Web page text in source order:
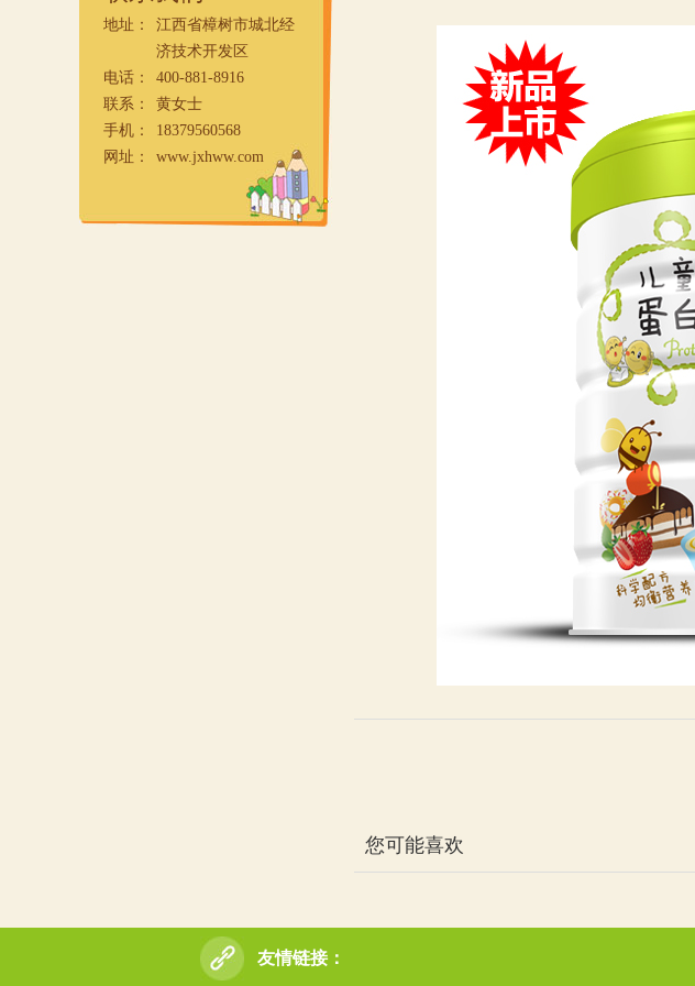
地址：
江西省樟树市城北经
济技术开发区
电话：
400-881-8916
联系：
黄女士
手机：
18379560568
网址：
www.jxhww.com
您可能喜欢
友情链接：